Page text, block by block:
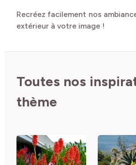
Recréez facilement nos
extérieur à votre image !
Toutes nos
thème